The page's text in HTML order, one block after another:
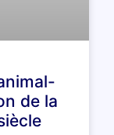
de la